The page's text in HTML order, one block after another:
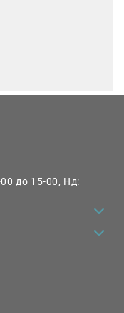
до 15-00, Нд: